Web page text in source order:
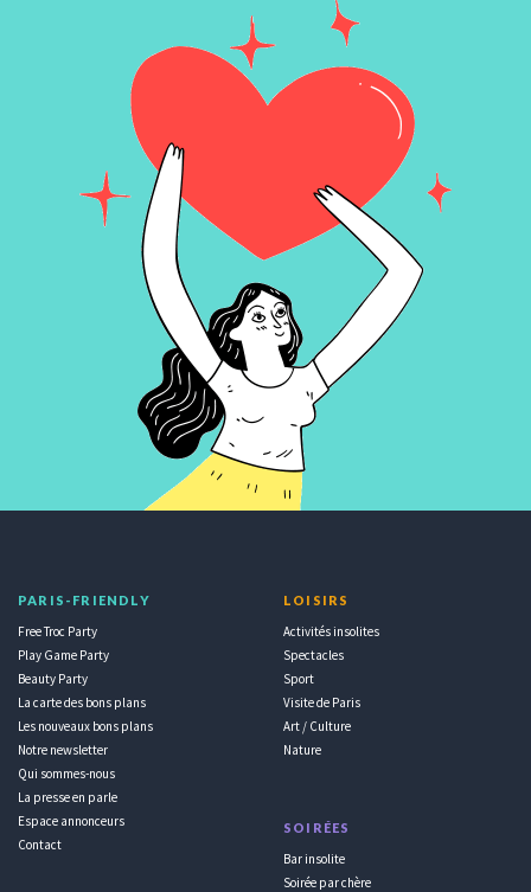
PARIS-FRIENDLY
Free Troc Party
Play Game Party
Beauty Party
La carte des bons plans
Les nouveaux bons plans
Notre newsletter
Qui sommes-nous
La presse en parle
Espace annonceurs
Contact
LOISIRS
Activités insolites
Spectacles
Sport
Visite de Paris
Art / Culture
Nature
SOIRÉES
Bar insolite
Soirée par chère